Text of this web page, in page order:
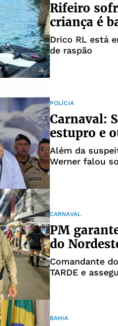
Rifeiro
criança é
Drico RL está
de raspão
POLÍCIA
Carnaval:
estupro e
Além da
Werner falou
CARNAVAL
PM
do
Comandante
TARDE e
BAHIA